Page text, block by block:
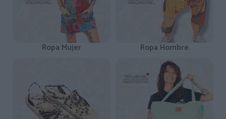
Ropa Mujer Ropa Hombre